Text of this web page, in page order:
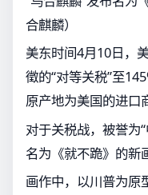
合麒麟）
美东时间4月10日，
徵的“对等关税”至
原产地为美国的进口
对于关税战，被誉为
名为《就不跪》的新
画作中，以川普为原